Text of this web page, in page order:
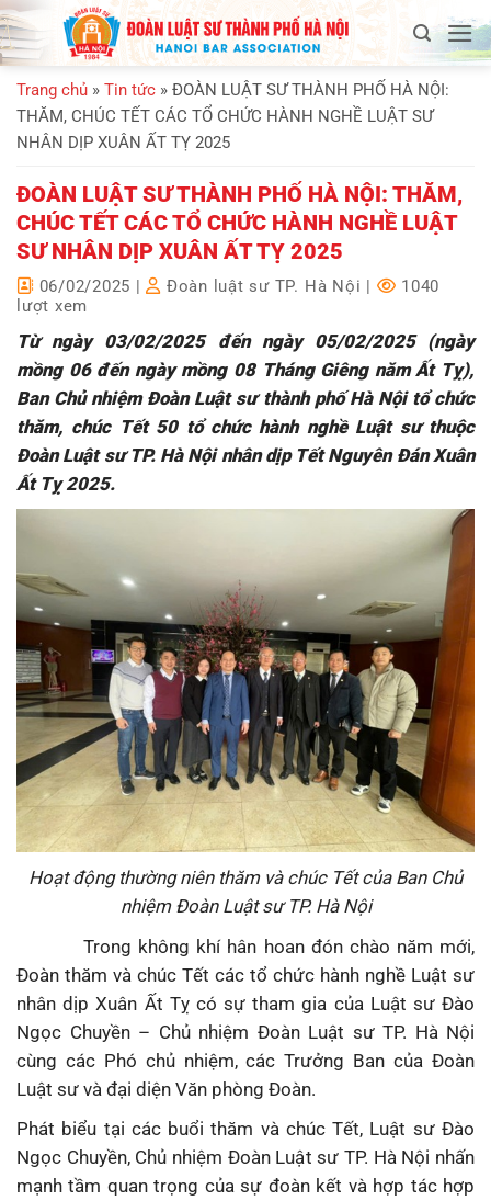
Bỏ
qua
nội
dung
Trang chủ » Tin tức » ĐOÀN LUẬT SƯ THÀNH PHỐ HÀ NỘI:
THĂM, CHÚC TẾT CÁC TỔ CHỨC HÀNH NGHỀ LUẬT SƯ
NHÂN DỊP XUÂN ẤT TỴ 2025
ĐOÀN LUẬT SƯ THÀNH PHỐ HÀ NỘI: THĂM,
CHÚC TẾT CÁC TỔ CHỨC HÀNH NGHỀ LUẬT
SƯ NHÂN DỊP XUÂN ẤT TỴ 2025
06/02/2025 | Đoàn luật sư TP. Hà Nội |
1040
lượt xem
Từ ngày 03/02/2025 đến ngày 05/02/2025 (ngày
mồng 06 đến ngày mồng 08 Tháng Giêng năm Ất Tỵ),
Ban Chủ nhiệm Đoàn Luật sư thành phố Hà Nội tổ chức
thăm, chúc Tết 50 tổ chức hành nghề Luật sư thuộc
Đoàn Luật sư TP. Hà Nội nhân dịp Tết Nguyên Đán Xuân
Ất Tỵ 2025.
Hoạt động thường niênthăm và chúc Tết của Ban Chủ
nhiệm Đoàn Luật sư TP. Hà Nội
Trong không khí hân hoan đón chào năm mới,
Đoàn thăm và chúc Tết các tổ chức hành nghề Luật sư
nhân dịp Xuân Ất Tỵ có sự tham gia của Luật sư Đào
Ngọc Chuyền – Chủ nhiệm Đoàn Luật sư TP. Hà Nội
cùng các Phó chủ nhiệm, các Trưởng Ban của Đoàn
Luật sư và đại diện Văn phòng Đoàn.
Phát biểu tại các buổi thăm và chúc Tết, Luật sư Đào
Ngọc Chuyền, Chủ nhiệm Đoàn Luật sư TP. Hà Nội nhấn
mạnh tầm quan trọng của sự đoàn kết và hợp tác hợp